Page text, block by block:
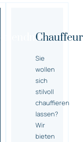
Sie
wollen
sich
stilvoll
chauffieren
lassen?
Wir
bieten